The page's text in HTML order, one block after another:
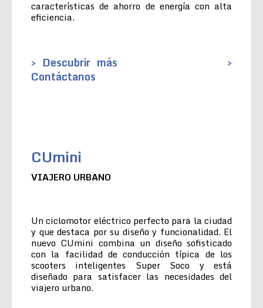
características de ahorro de energía con alta
eficiencia.
> Descubrir más
>
Contáctanos
CUmini
VIAJERO URBANO
Un ciclomotor eléctrico perfecto para la ciudad
y que destaca por su diseño y funcionalidad. El
nuevo CUmini combina un diseño sofisticado
con la facilidad de conducción típica de los
scooters inteligentes Super Soco y está
diseñado para satisfacer las necesidades del
viajero urbano.